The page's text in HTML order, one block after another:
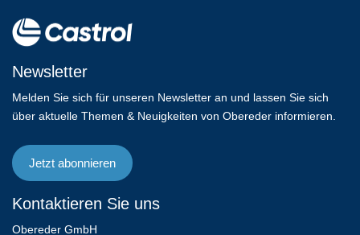
Newsletter
Melden Sie sich für unseren Newsletter an und lassen Sie sich
über aktuelle Themen & Neuigkeiten von Obereder informieren.
Jetzt abonnieren
Kontaktieren Sie uns
Obereder GmbH